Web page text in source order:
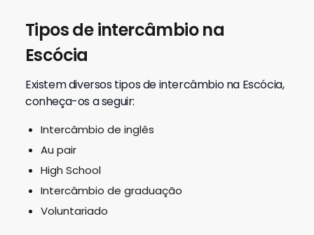
Tipos de intercâmbio na
Escócia
Existem diversos tipos de intercâmbio na Escócia,
conheça-os a seguir:
Intercâmbio de inglês
Au pair
High School
Intercâmbio de graduação
Voluntariado